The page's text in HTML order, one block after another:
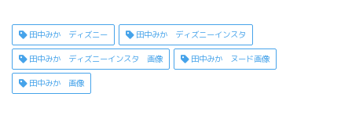
田中みか ディズニー 田中みか ディズニーインスタ
田中みか ディズニーインスタ 画像 田中みか ヌード画像
田中みか 画像